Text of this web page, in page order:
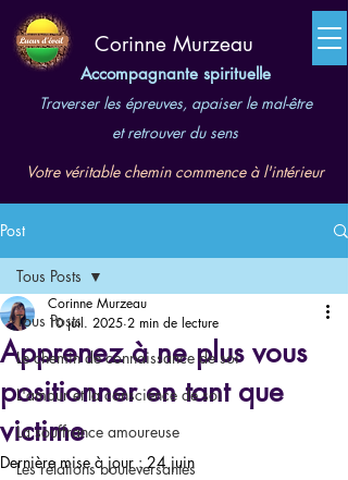
​Corinne Murzeau
Accompagnante spirituelle
Traverser les épreuves, apaiser le mal-être
et retrouver du sens
Votre véritable chemin commence à l'intérieur
Post
Tous Posts
Le chemin de connaissance de soi
L'amour et la conscience de soi
La souffrance amoureuse
Les relations bouleversantes
Tous Posts
Apprenez à ne plus vous
positionner en tant que
victime
Corinne Murzeau
10 juil. 2025 2 min de lecture
Dernière mise à jour :24 juin